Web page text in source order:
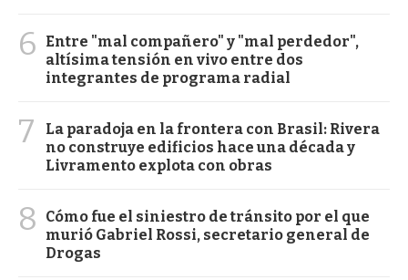
6
Entre "mal compañero" y "mal perdedor",
altísima tensión en vivo entre dos
integrantes de programa radial
7
La paradoja en la frontera con Brasil: Rivera
no construye edificios hace una década y
Livramento explota con obras
8
Cómo fue el siniestro de tránsito por el que
murió Gabriel Rossi, secretario general de
Drogas